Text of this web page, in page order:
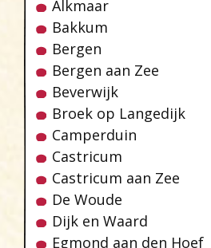
Alkmaar
Bakkum
Bergen
Bergen aan Zee
Beverwijk
Broek op Langedijk
Camperduin
Castricum
Castricum aan Zee
De Woude
Dijk en Waard
Egmond aan den Hoef